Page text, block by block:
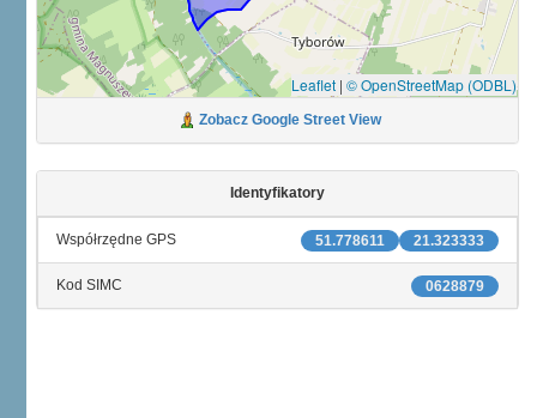
Leaflet | © OpenStreetMap (ODBL)
Zobacz Google Street View
Identyfikatory
21.323333
51.778611
Współrzędne GPS
0628879
Kod SIMC